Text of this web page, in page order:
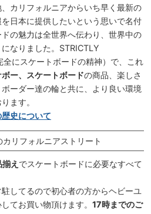
カリフォルニアからいち早く最新の
日本に提供したいという思いで名付
の魅力は全世界へ伝わり、世界中の
なりました。STRICTLY
にスケートボードの精神）で、これ
ボー、スケートボードの商品、楽しさ
ーダー達の輪と共に、より良い環境
ます。
史について
リフォルニアストリート
え でスケートボードに必要なすべて
してるので初心者の方からヘビーユ
てお買い物頂けます。 17時までのご